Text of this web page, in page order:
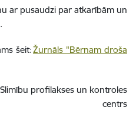
ar pusaudzi par atkarībām un
šeit:Žurnāls "Bērnam droša
Slimību profilakses un kontroles
centrs